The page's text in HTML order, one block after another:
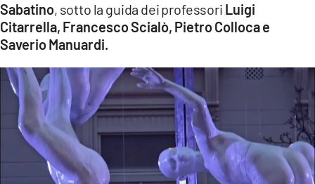
Sabatino, sotto la guida dei professori Luigi
Citarrella, Francesco Scialò, Pietro Colloca e
Saverio Manuardi.